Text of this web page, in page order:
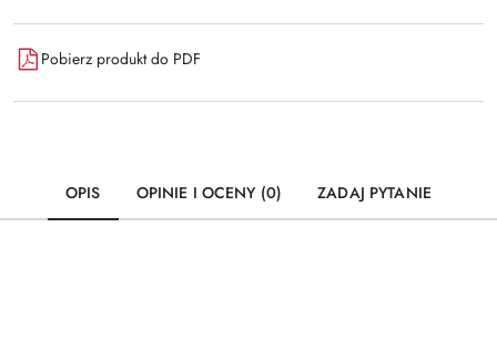
Pobierz produkt do PDF
OPIS OPINIE I OCENY (0) ZADAJ PYTANIE